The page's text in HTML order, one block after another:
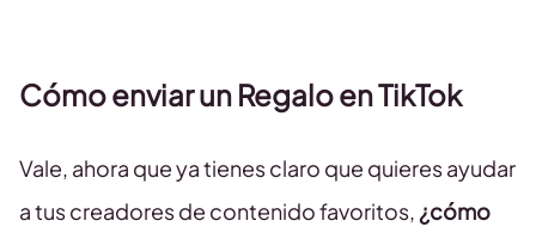
Cómo enviar un Regalo en TikTok
Vale, ahora que ya tienes claro que quieres ayudar
a tus creadores de contenido favoritos, ¿cómo